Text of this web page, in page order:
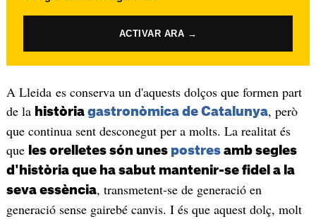
ACTIVAR ARA →
A Lleida es conserva un d'aquests dolços que formen part
de la història gastronòmica de Catalunya, però
que continua sent desconegut per a molts. La realitat és
que les orelletes són unes postresamb segles
d'història que ha sabut mantenir-se fidel a la
seva essència, transmetent-se de generació en
generació sense gairebé canvis. I és que aquest dolç, molt